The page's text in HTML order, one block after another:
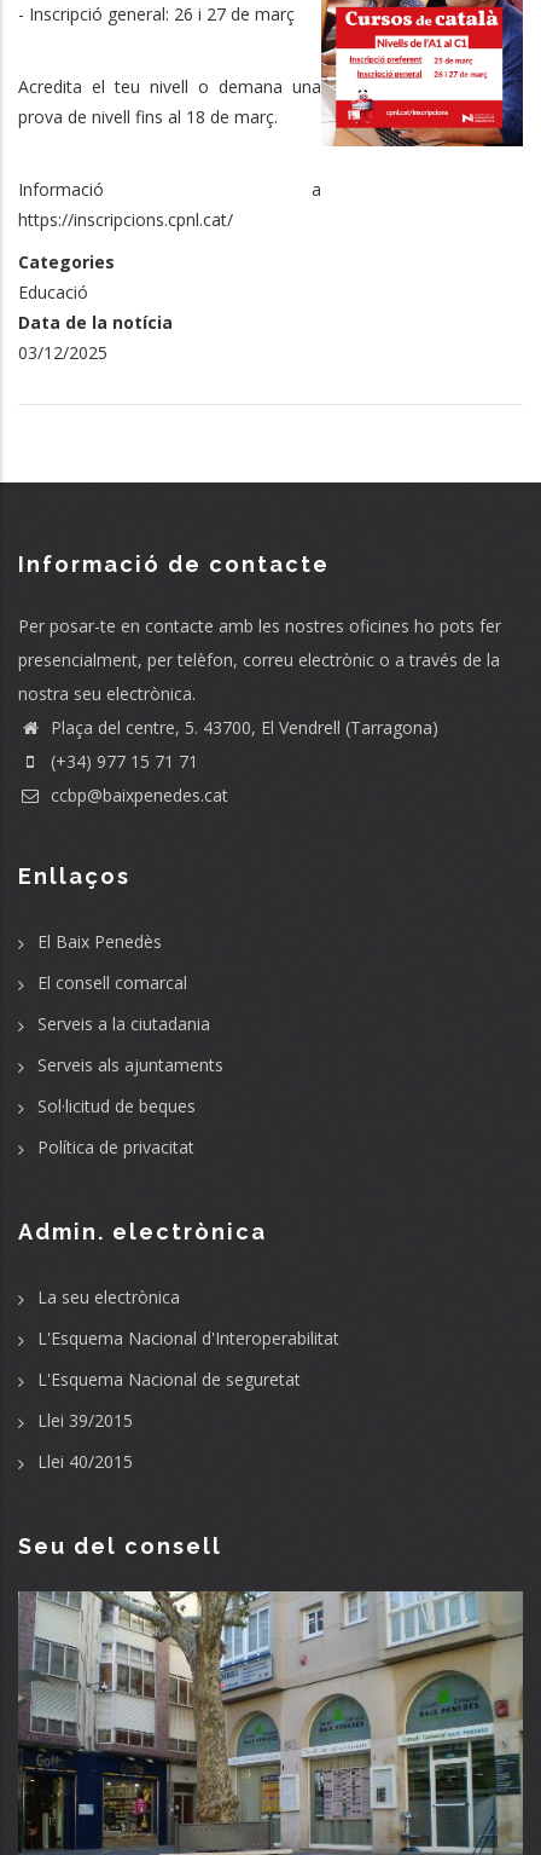
- Inscripció general: 26 i 27 de març
Acredita el teu nivell o demana una
prova de nivell fins al 18 de març.
Informació a
https://inscripcions.cpnl.cat/
Categories
Educació
Data de la notícia
03/12/2025
Informació de contacte
Per posar-te en contacte amb les nostres oficines ho pots fer
presencialment, per telèfon, correu electrònic o a través de la
nostra seu electrònica.
Plaça del centre, 5. 43700, El Vendrell (Tarragona)
(+34) 977 15 71 71
ccbp@baixpenedes.cat
Enllaços
El Baix Penedès
El consell comarcal
Serveis a la ciutadania
Serveis als ajuntaments
Sol·licitud de beques
Política de privacitat
Admin. electrònica
La seu electrònica
L'Esquema Nacional d'Interoperabilitat
L'Esquema Nacional de seguretat
Llei 39/2015
Llei 40/2015
Seu del consell